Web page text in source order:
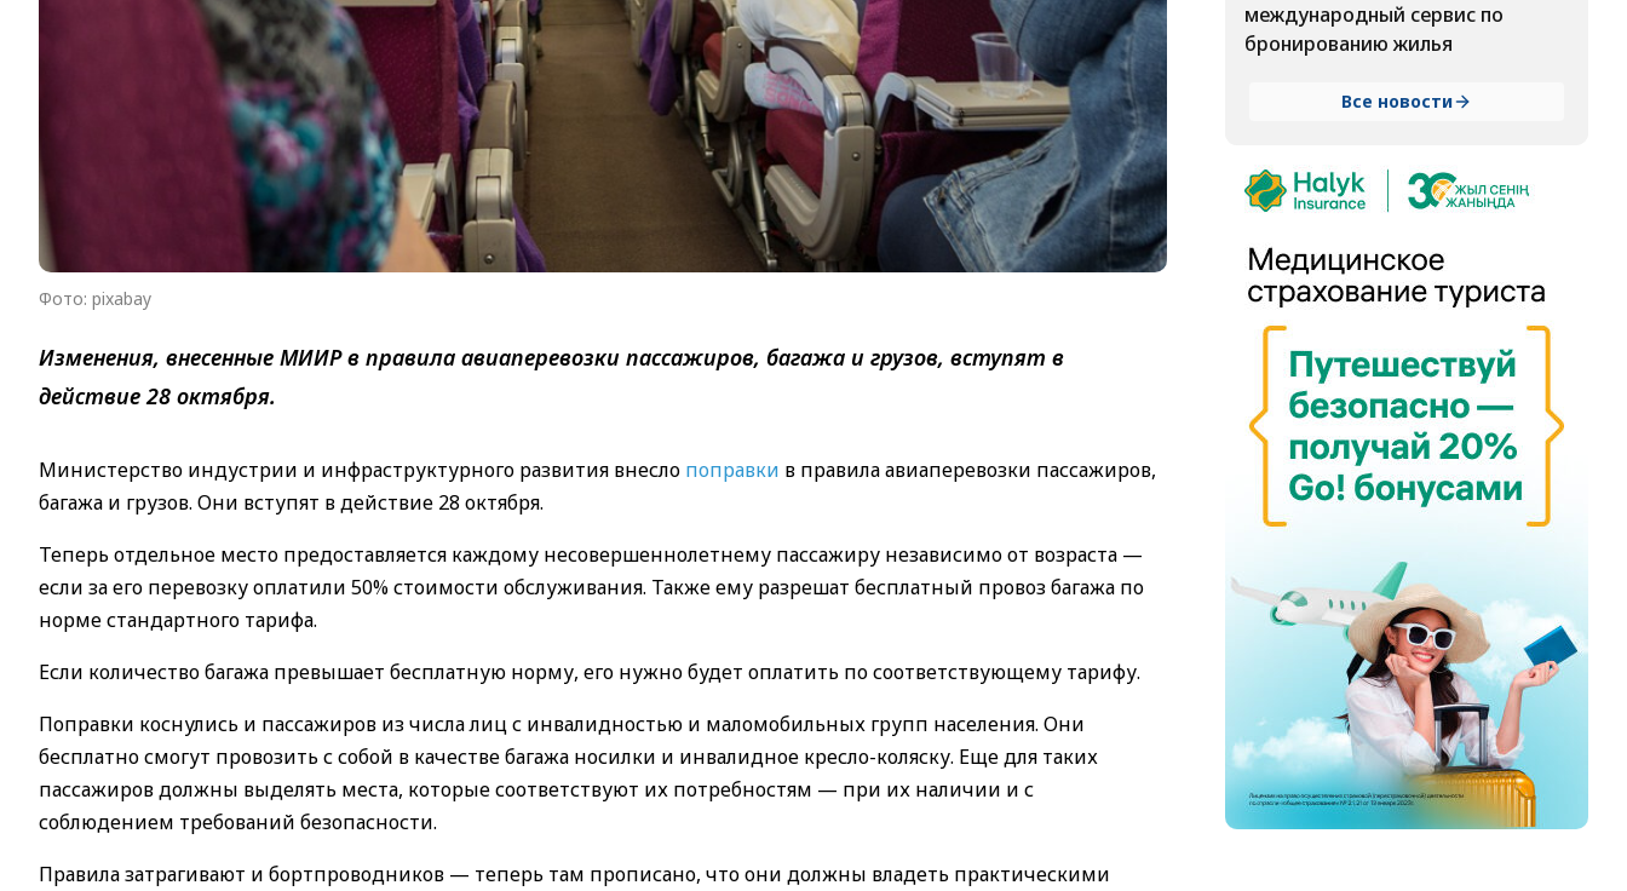
Фото: pixabay
Изменения, внесенные МИИР в правила авиаперевозки пассажиров, багажа и грузов, вступят в
действие 28 октября.
Министерство индустрии и инфраструктурного развития внесло поправки в правила авиаперевозки пассажиров,
багажа и грузов. Они вступят в действие 28 октября.
Теперь отдельное место предоставляется каждому несовершеннолетнему пассажиру независимо от возраста —
если за его перевозку оплатили 50% стоимости обслуживания. Также ему разрешат бесплатный провоз багажа по
норме стандартного тарифа.
Если количество багажа превышает бесплатную норму, его нужно будет оплатить по соответствующему тарифу.
Поправки коснулись и пассажиров из числа лиц с инвалидностью и маломобильных групп населения. Они
бесплатно смогут провозить с собой в качестве багажа носилки и инвалидное кресло-коляску. Еще для таких
пассажиров должны выделять места, которые соответствуют их потребностям — при их наличии и с
соблюдением требований безопасности.
Правила затрагивают и бортпроводников — теперь там прописано, что они должны владеть практическими
международный сервис по
бронированию жилья
Все новости